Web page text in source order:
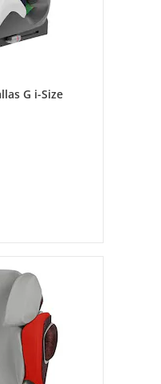
G i-Size